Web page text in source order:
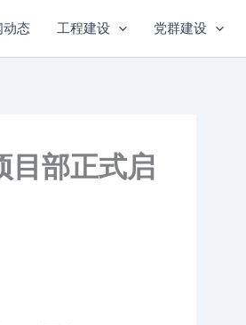
动态 工程建设 党群建设
目部正式启